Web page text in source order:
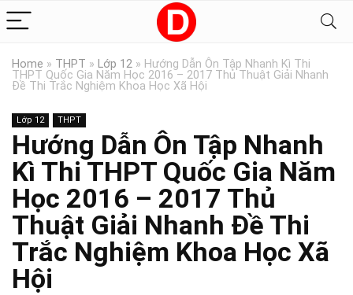
Home » THPT » Lớp 12 » Hướng Dẫn Ôn Tập Nhanh Kì Thi
THPT Quốc Gia Năm Học 2016 – 2017 Thủ Thuật Giải Nhanh
Đề Thi Trắc Nghiệm Khoa Học Xã Hội
Lớp 12 THPT
Hướng Dẫn Ôn Tập Nhanh
Kì Thi THPT Quốc Gia Năm
Học 2016 – 2017 Thủ
Thuật Giải Nhanh Đề Thi
Trắc Nghiệm Khoa Học Xã
Hội